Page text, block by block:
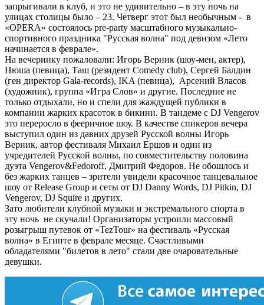
запрыгивали в клуб, и это не удивительно – в эту ночь на
улицах столицы было – 23. Четверг этот был необычным - в
«OPERA» состоялось pre-party масштабного музыкально-
спортивного праздника "Русская волна" под девизом «Лето
начинается в феврале».
На вечеринку пожаловали: Игорь Верник (шоу-мен, актер),
Нюша (певица), Таш (резидент Comedy club), Сергей Балдин
(ген директор Gala-records), IKA (певица), Арсений Власов
(художник), группа «Игра Слов» и другие. Последние не
только отдыхали, но и спели для жаждущей публики в
компании жарких красоток в бикини. В тандеме с DJ Vengerov
это переросло в фееричное шоу. В качестве спикеров вечера
выступил один из давних друзей Русской волны Игорь
Верник, автор фестиваля Михаил Ершов и один из
учредителей Русской волны, по совместительству половина
дуэта Vengerov&Fedoroff, Дмитрий Федоров. Не обошлось и
без жарких танцев – зрители увидели красочное танцевальное
шоу от Release Group и сеты от DJ Danny Words, DJ Pitkin, DJ
Vengerov, DJ Squire и других.
Зато любители клубной музыки и экстремального спорта в
эту ночь не скучали! Организаторы устроили массовый
розыгрыш путевок от «TezTour» на фестиваль «Русская
волна» в Египте в феврале месяце. Счастливыми
обладателями "билетов в лето" стали две очаровательные
девушки.